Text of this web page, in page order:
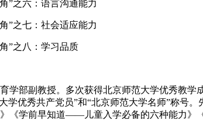
之六：语言沟通能力
之七：社会适应能力
之八：学习品质
学部副教授。多次获得北京师范大学优秀教
学优秀共产党员”和“北京师范大学名师”称号
《学前早知道——儿童入学必备的六种能力》